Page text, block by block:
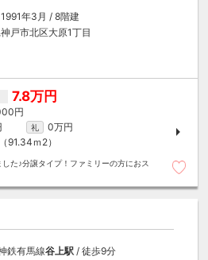
年3月 / 8階建
戸市北区大原1丁目
7.8万円
円
礼
0万円
91.34ｍ 2）
た♪分譲タイプ！ファミリーの方におス
鉄有馬線谷上駅/ 徒歩9分